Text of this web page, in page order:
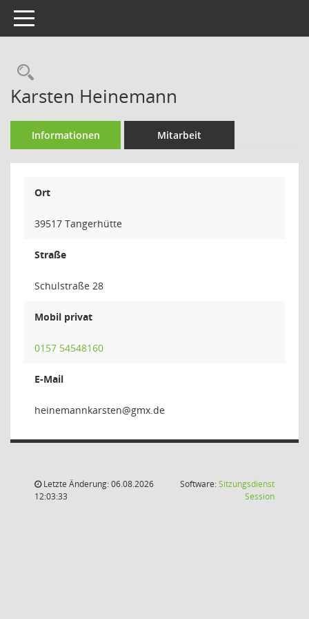
Toggle navigation
Rechercheauswahl
Karsten Heinemann
Informationen Mitarbeit
Ort
39517 Tangerhütte
Straße
Schulstraße 28
Mobil privat
0157 54548160
E-Mail
netsrakn
Letzte Änderung: 06.08.2026
12:03:33
Software:Sitzungsdienst
Session(Wird in